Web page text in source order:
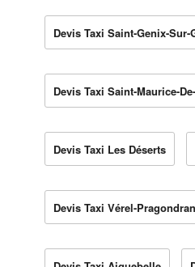
Devis Taxi Saint-Genix-Sur-
Devis Taxi Saint-Maurice-
Devis Taxi Les Déserts
Devis Taxi Vérel-Pragondran